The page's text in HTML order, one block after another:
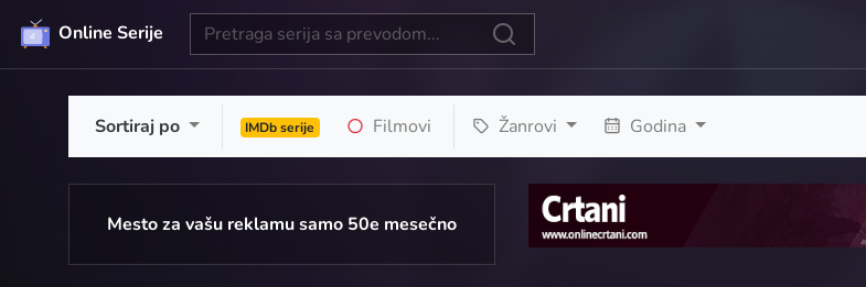
Online Serije
Sortiraj po IMDb serije Filmovi Žanrovi Godina
Mesto za vašu reklamu samo 50e mesečno